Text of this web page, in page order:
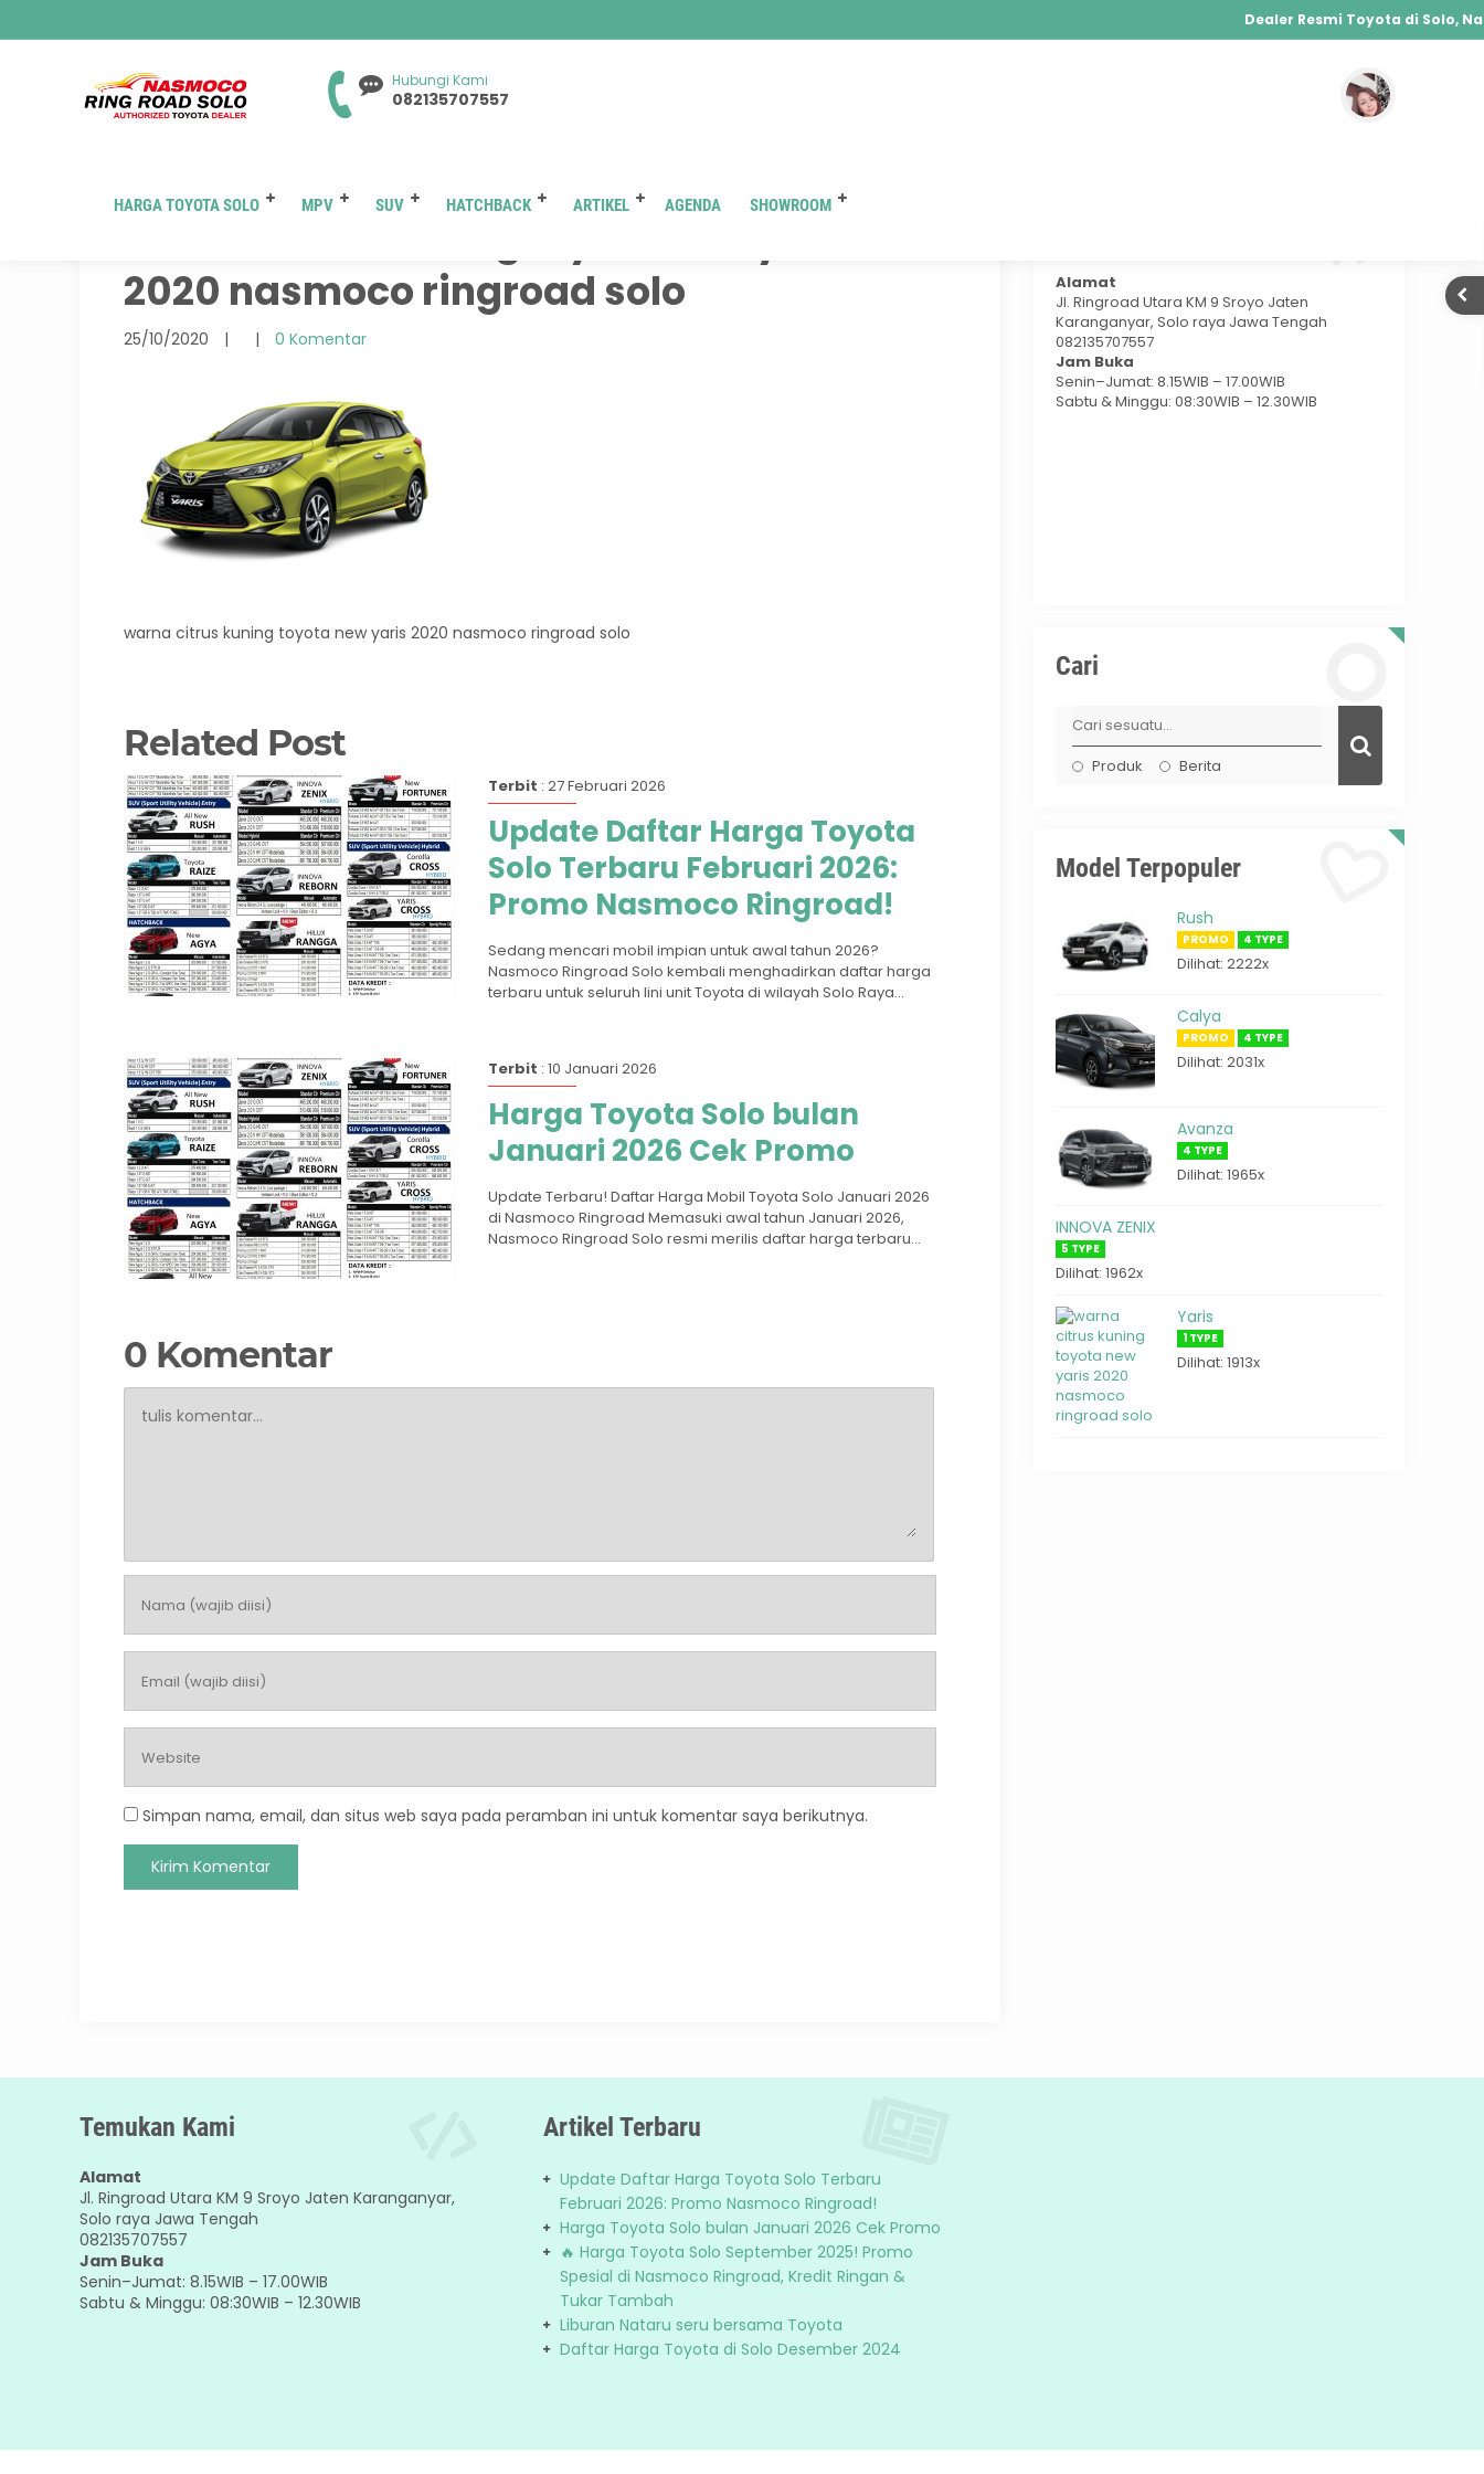
Dealer Resmi Toyota di Solo,
Agya, Calya, Fortuner, Rush, Sienta,
Hybrid, Yaris Cross Hybrid, Alphard
Hubungi Kami
082135707557
HARGA TOYOTA SOLO MPV SUV HATCHBACK ARTIKEL AGENDA SHOWROOM
2020 nasmoco ringroad solo
25/10/2020 | | 0 Komentar
warna citrus kuning toyota new yaris 2020 nasmoco ringroad solo
Related Post
Terbit : 27 Februari 2026
Update Daftar Harga Toyota
Solo Terbaru Februari 2026:
Promo Nasmoco Ringroad!
Sedang mencari mobil impian untuk awal tahun 2026?
Nasmoco Ringroad Solo kembali menghadirkan daftar harga
terbaru untuk seluruh lini unit Toyota di wilayah Solo Raya...
Terbit : 10 Januari 2026
Harga Toyota Solo bulan
Januari 2026 Cek Promo
Update Terbaru! Daftar Harga Mobil Toyota Solo Januari 2026
di Nasmoco Ringroad Memasuki awal tahun Januari 2026,
Nasmoco Ringroad Solo resmi merilis daftar harga terbaru...
0 Komentar
Simpan nama, email, dan situs web saya pada peramban ini untuk komentar saya berikutnya.
Alamat
Jl. Ringroad Utara KM 9 Sroyo Jaten
Karanganyar, Solo raya Jawa Tengah
082135707557
Jam Buka
Senin–Jumat: 8.15WIB – 17.00WIB
Sabtu & Minggu: 08:30WIB – 12.30WIB
Cari
Produk Berita
Model Terpopuler
Rush
PROMO 4 TYPE
Dilihat: 2222x
Calya
PROMO 4 TYPE
Dilihat: 2031x
Avanza
4 TYPE
Dilihat: 1965x
INNOVA ZENIX
5 TYPE
Dilihat: 1962x
Yaris
1 TYPE
Dilihat: 1913x
Temukan Kami
Alamat
Jl. Ringroad Utara KM 9 Sroyo Jaten Karanganyar,
Solo raya Jawa Tengah
082135707557
Jam Buka
Senin–Jumat: 8.15WIB – 17.00WIB
Sabtu & Minggu: 08:30WIB – 12.30WIB
Artikel Terbaru
Update Daftar Harga Toyota Solo Terbaru
Februari 2026: Promo Nasmoco Ringroad!
Harga Toyota Solo bulan Januari 2026 Cek Promo
🔥 Harga Toyota Solo September 2025! Promo
Spesial di Nasmoco Ringroad, Kredit Ringan &
Tukar Tambah
Liburan Nataru seru bersama Toyota
Daftar Harga Toyota di Solo Desember 2024